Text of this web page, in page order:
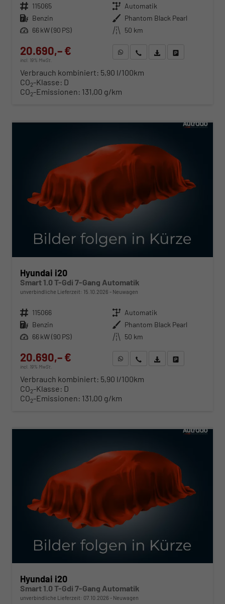
Fahrzeugnr. 115065 Getriebe Automatik
Kraftstoff Benzin Außenfarbe Phantom Black Pearl
Leistung 66 kW (90 PS) Kilometerstand 50 km
20.690,– €
incl. 19% MwSt.
WhatsApp anfragen
Wir rufen Sie anFahrzeugexposé (PDF)
Verbrauch kombiniert: 5,90 l/100km
CO2-Klasse: D
CO2-Emissionen: 131,00 g/km
Hyundai i20
Smart 1.0 T-Gdi 7-Gang Automatik
unverbindliche Lieferzeit: 15.10.2026 Neuwagen
Fahrzeugnr. 115066 Getriebe Automatik
Kraftstoff Benzin Außenfarbe Phantom Black Pearl
Leistung 66 kW (90 PS) Kilometerstand 50 km
20.690,– €
incl. 19% MwSt.
WhatsApp anfragen
Wir rufen Sie anFahrzeugexposé (PDF)
Verbrauch kombiniert: 5,90 l/100km
CO2-Klasse: D
CO2-Emissionen: 131,00 g/km
Hyundai i20
Smart 1.0 T-Gdi 7-Gang Automatik
unverbindliche Lieferzeit: 07.10.2026 Neuwagen